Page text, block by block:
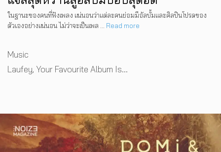
ในฐานะของคนที่ฟังเพลง แน่นอนว่าแต่ละคนย่อมมีอัลบั้มและศิลปินโปรดของ
ตัวเองอย่างแน่นอน ไม่ว่าจะเป็นเพล … Read more
Categories
Music
Tags
Laufey, Your Favourite Album Is...